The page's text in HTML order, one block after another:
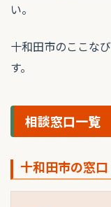
い。
十和田市のここな
す。
相談窓口一覧
十和田市の窓口